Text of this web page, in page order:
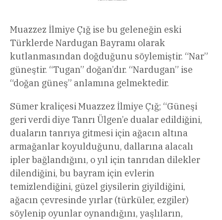
Muazzez İlmiye Çığ ise bu geleneğin eski
Türklerde Nardugan Bayramı olarak
kutlanmasından doğduğunu söylemiştir. “Nar”
güneştir. “Tugan” doğan’dır. “Nardugan” ise
“doğan güneş” anlamına gelmektedir.
Sümer kraliçesi Muazzez İlmiye Çığ; “Güneşi
geri verdi diye Tanrı Ülgen’e dualar edildiğini,
duaların tanrıya gitmesi için ağacın altına
armağanlar koyulduğunu, dallarına alacalı
ipler bağlandığını, o yıl için tanrıdan dilekler
dilendiğini, bu bayram için evlerin
temizlendiğini, güzel giysilerin giyildiğini,
ağacın çevresinde yırlar (türküler, ezgiler)
söylenip oyunlar oynandığını, yaşlıların,